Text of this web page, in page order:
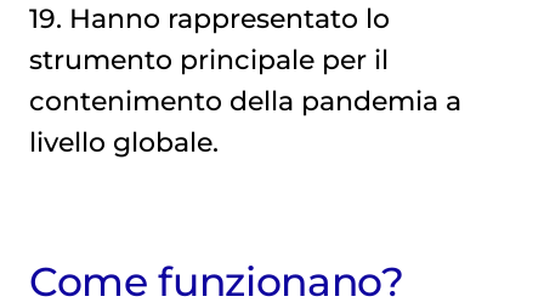
19. Hanno rappresentato lo
strumento principale per il
contenimento della pandemia a
livello globale.
Come funzionano?